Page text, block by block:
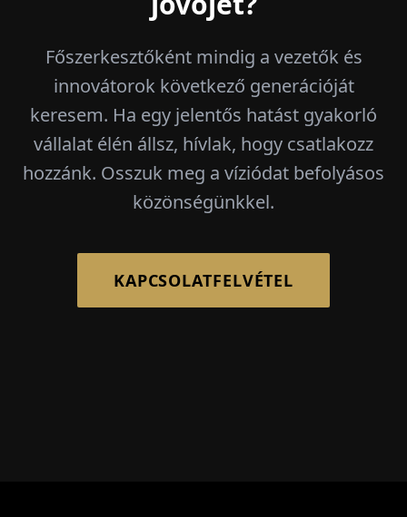
Főszerkesztőként mindig a vezetők és
innovátorok következő generációját
keresem. Ha egy jelentős hatást gyakorló
vállalat élén állsz, hívlak, hogy csatlakozz
hozzánk. Osszuk meg a víziódat befolyásos
közönségünkkel.
KAPCSOLATFELVÉTEL